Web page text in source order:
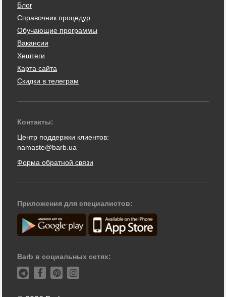
Блог
Справочник процедур
Обучающие программы
Вакансии
Хештеги
Карта сайта
Скидки в телеграм
Контакты:
Центр поддержки клиентов:
namaste@barb.ua
Форма обратной связи
Приложения для специалистов:
Barb в социальных сетях: